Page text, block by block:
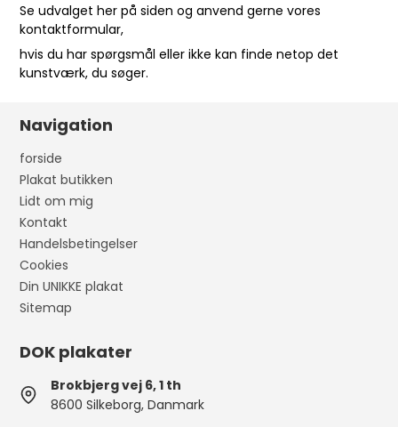
Se udvalget her på siden og anvend gerne vores
kontaktformular,
hvis du har spørgsmål eller ikke kan finde netop det
kunstværk, du søger.
Navigation
forside
Plakat butikken
Lidt om mig
Kontakt
Handelsbetingelser
Cookies
Din UNIKKE plakat
Sitemap
DOK plakater
Brokbjerg vej 6, 1 th
8600 Silkeborg, Danmark